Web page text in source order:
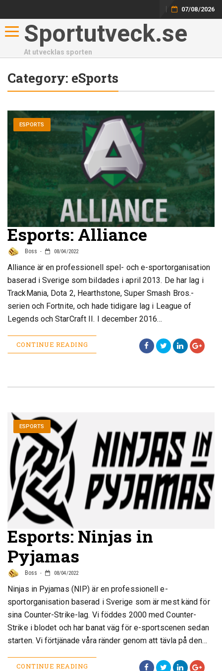
07/08/2026
Toggle navigation
Sportutveck.se
At utvecklas sporten
Category: eSports
ESPORTS
Esports: Alliance
Boss 08/04/2022
Alliance är en professionell spel- och e-sportorganisation
baserad i Sverige som bildades i april 2013. De har lag i
TrackMania, Dota 2, Hearthstone, Super Smash Bros.-
serien och Fortnite, och hade tidigare lag i League of
Legends och StarCraft II. I december 2016…
CONTINUE READING
ESPORTS
Esports: Ninjas in
Pyjamas
Boss 08/04/2022
Ninjas in Pyjamas (NIP) är en professionell e-
sportorganisation baserad i Sverige som är mest känd för
sina Counter-Strike-lag. Vi föddes 2000 med Counter-
Strike i blodet och har banat väg för e-sportscenen sedan
starten. Vi förtjänade våra ränder genom att tävla på den…
CONTINUE READING